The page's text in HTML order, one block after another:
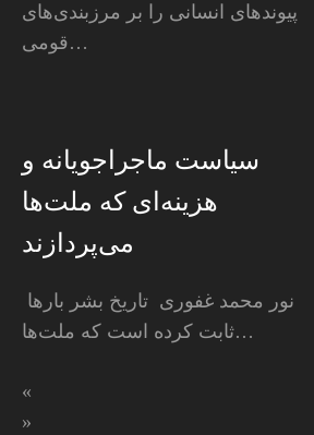
پیوندهای انسانی را بر مرزبندی‌های
قومی…
سیاست ماجراجویانه و
هزینه‌ای که ملت‌ها
می‌پردازند
ثابت کرده است که ملت‌ها…
«
»